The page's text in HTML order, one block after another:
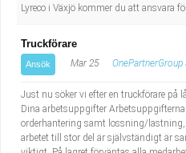
Lyreco i Växjö kommer du att ansvara
Truckförare
Ansök Mar 25 OnePartnerGroup
Just nu söker vi efter en truckförare på
Dina arbetsuppgifter
orderhantering samt lossning/
arbetet till stor del är självständigt är